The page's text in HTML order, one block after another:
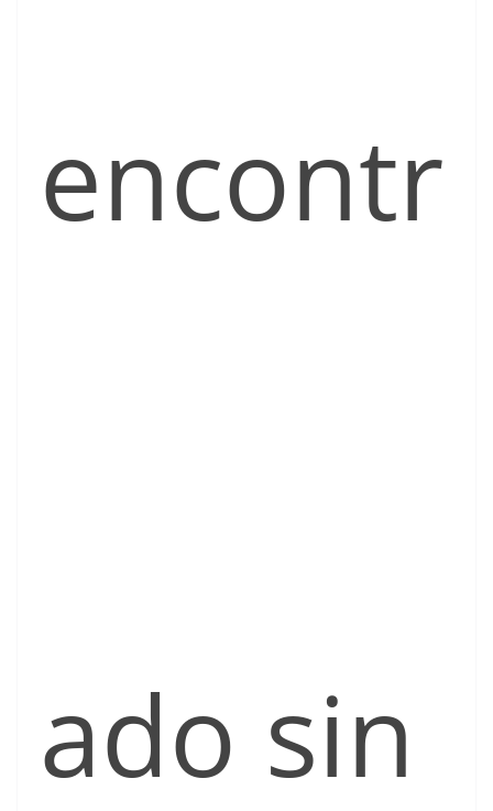
encontr
ado sin